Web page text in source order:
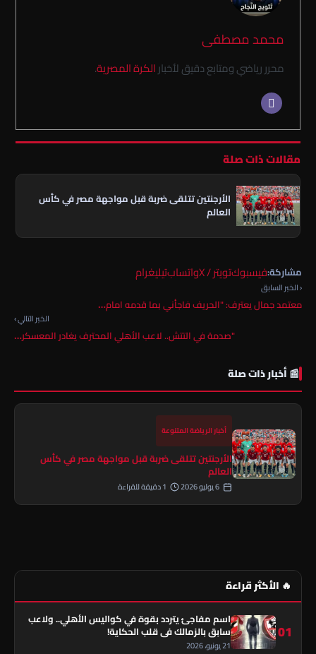
محمد مصطفى
محرر رياضي ومتابع دقيق لأخبارالكرة المصرية.
مقالات ذات صلة
الأرجنتين تتلقى ضربة قبل مواجهة مصر في كأس
العالم
مشاركة:فيسبوكتويتر / X واتسابتيليغرام
‹ الخبر السابق
معتمد جمال يعترف: "الحريف فاجأني بما قدمه امام…
الخبر التالي ›
"صدمة في التتش.. لاعب الأهلي المحترف يغادر المعسكر…
📰 أخبار ذات صلة
أخبار الرياضة المتنوعة
الأرجنتين تتلقى ضربة قبل مواجهة مصر في كأس
العالم
🔥 الأكثر قراءة
01
اسم مفاجئ يتردد بقوة في كواليس الأهلي.. ولاعب
سابق بالزمالك في قلب الحكاية!
21 يونيو، 2026